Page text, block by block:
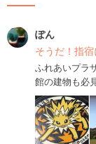
ぽん
そうだ！指
ふれあいプラ
館の建物も必